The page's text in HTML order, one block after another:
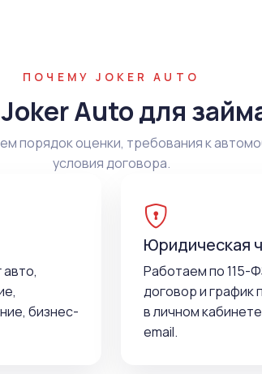
ПОЧЕМУ JOKER AUTO
Auto для
порядок оценки, требования к
условия договора.
бизнес-
Юридическая
Работаем по 115-
договор и график
в личном
email.